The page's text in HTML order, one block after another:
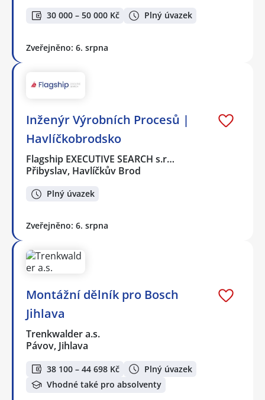
30 000 – 50 000 Kč Plný úvazek
Zveřejněno: 6. srpna
Inženýr Výrobních Procesů |
Havlíčkobrodsko
Flagship EXECUTIVE SEARCH s.r…
Přibyslav, Havlíčkův Brod
Plný úvazek
Zveřejněno: 6. srpna
Montážní dělník pro Bosch
Jihlava
Trenkwalder a.s.
Pávov, Jihlava
38 100 – 44 698 Kč
Plný úvazek
Vhodné také pro absolventy